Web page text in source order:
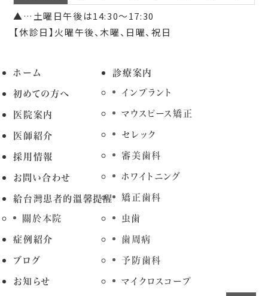
▲…土曜日午後は14:30～17:30
【休診日】火曜午後、木曜、日曜、祝日
ホーム
初めての方へ
医院案内
医師紹介
採用情報
お問い合わせ
給台灣患者的溫馨提醒
關於本院
症例紹介
ブログ
お知らせ
診療案内
インプラント
マウスピース矯正
セレック
審美歯科
ホワイトニング
矯正歯科
虫歯
歯周病
予防歯科
マイクロスコープ